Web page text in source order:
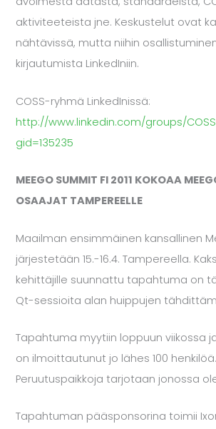
aktiviteeteista jne. Keskustelut ovat
nähtävissä, mutta niihin
kirjautumista LinkedIniin.
COSS-ryhmä LinkedInissä:
http://www.linkedin.com/groups/
gid=135235
MEEGO SUMMIT FI 2011 KOKOAA
OSAAJAT TAMPEREELLE
Maailman ensimmäinen kansallinen
järjestetään 15.-16.4. Tampereella.
kehittäjille suunnattu tapahtuma on
Qt-sessioita alan huippujen
Tapahtuma myytiin loppuun viikossa
on ilmoittautunut jo lähes 100 henkilöä.
Peruutuspaikkoja tarjotaan jonossa
Tapahtuman pääsponsorina toimii